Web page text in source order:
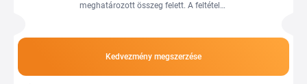
meghatározott összeg felett. A feltételek
Kedvezmény megszerzése